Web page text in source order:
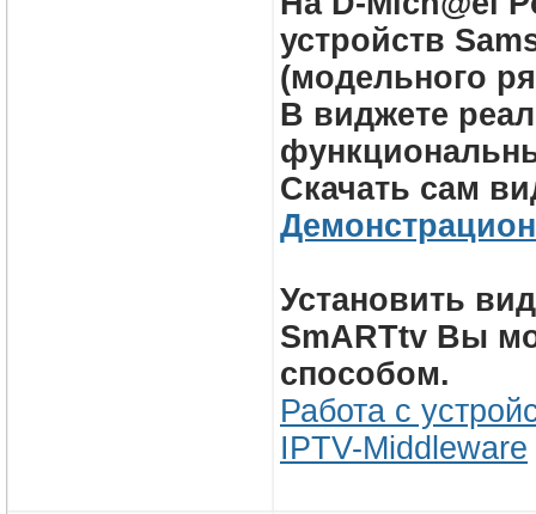
устройств
(модельного
В виджете
Скачать сам
Установить
SmARTtv Вы
способом.
Работа с
IPTV-Middleware